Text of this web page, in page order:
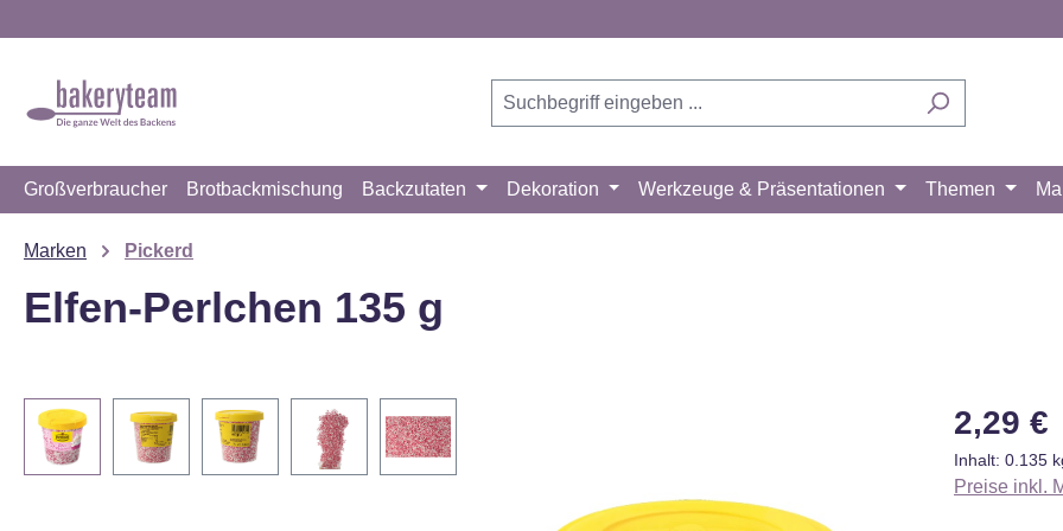
Großverbraucher Brotbackmischung Backzutaten Dekoration Werkzeuge & Präsentationen Themen
Marken Pickerd
Elfen-Perlchen 135 g
Bildergalerie überspringen Regulärer
2,29 €
Inhalt: 0.135
Preise inkl.